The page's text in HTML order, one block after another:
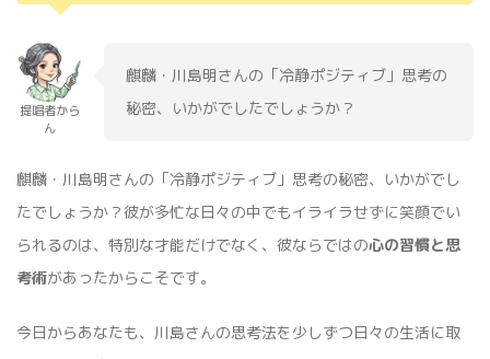
提唱者から
ん
麒麟・川島明さんの「冷静ポジティブ」思考の
秘密、いかがでしたでしょうか？
麒麟・川島明さんの「冷静ポジティブ」思考の秘密、いかがでし
たでしょうか？彼が多忙な日々の中でもイライラせずに笑顔でい
られるのは、特別な才能だけでなく、彼ならではの心の習慣と思
考術があったからこそです。
今日からあなたも、川島さんの思考法を少しずつ日々の生活に取